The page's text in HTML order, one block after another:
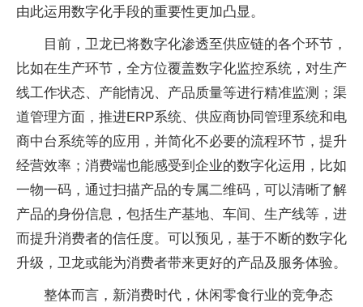
由此运用数字化手段的重要性更加凸显。
目前，卫龙已将数字化渗透至供应链的各个环节，
比如在生产环节，全方位覆盖数字化监控系统，对生产
线工作状态、产能情况、产品质量等进行精准监测；渠
道管理方面，推进ERP系统、供应商协同管理系统和电
商中台系统等的应用，并简化不必要的流程环节，提升
经营效率；消费端也能感受到企业的数字化运用，比如
一物一码，通过扫描产品的专属二维码，可以清晰了解
产品的身份信息，包括生产基地、车间、生产线等，进
而提升消费者的信任度。可以预见，基于不断的数字化
升级，卫龙或能为消费者带来更好的产品及服务体验。
整体而言，新消费时代，休闲零食行业的竞争态